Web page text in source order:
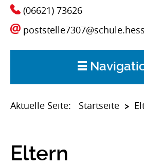
(06621) 73626
Start
Aktuelle Seite: Startseite >
Eltern